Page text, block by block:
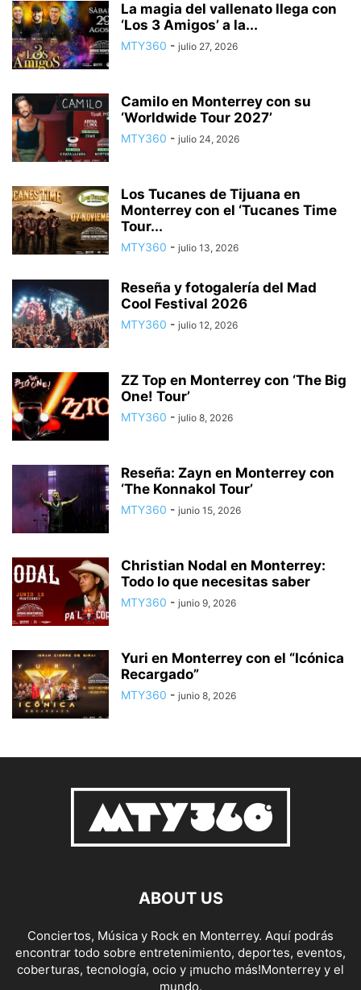
La magia del vallenato llega con
‘Los 3 Amigos’ a la...
MTY360 - julio 27, 2026
Camilo en Monterrey con su
‘Worldwide Tour 2027’
MTY360 - julio 24, 2026
Los Tucanes de Tijuana en
Monterrey con el ‘Tucanes Time
Tour...
MTY360 - julio 13, 2026
Reseña y fotogalería del Mad
Cool Festival 2026
MTY360 - julio 12, 2026
ZZ Top en Monterrey con ‘The Big
One! Tour’
MTY360 - julio 8, 2026
Reseña: Zayn en Monterrey con
‘The Konnakol Tour’
MTY360 - junio 15, 2026
Christian Nodal en Monterrey:
Todo lo que necesitas saber
MTY360 - junio 9, 2026
Yuri en Monterrey con el “Icónica
Recargado”
MTY360 - junio 8, 2026
ABOUT US
Conciertos, Música y Rock en Monterrey. Aquí podrás
encontrar todo sobre entretenimiento, deportes, eventos,
coberturas, tecnología, ocio y ¡mucho más!Monterrey y el
mundo.